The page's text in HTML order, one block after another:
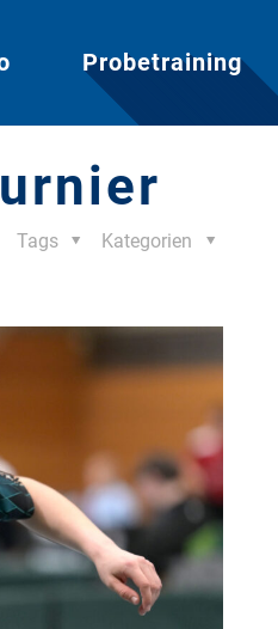
Probetraining
Kategorien
Tags